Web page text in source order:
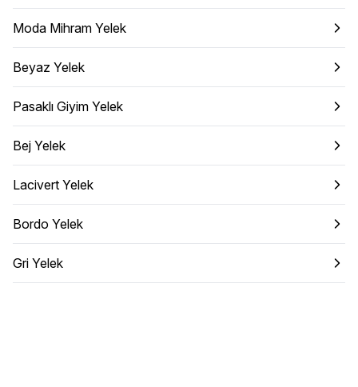
Moda Mihram Yelek
Beyaz Yelek
Pasaklı Giyim Yelek
Bej Yelek
Lacivert Yelek
Bordo Yelek
Gri Yelek